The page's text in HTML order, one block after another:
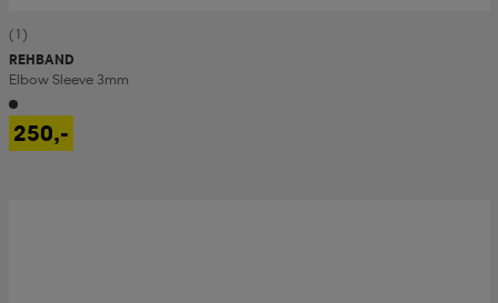
(1)
REHBAND
Elbow Sleeve 3mm
250,-